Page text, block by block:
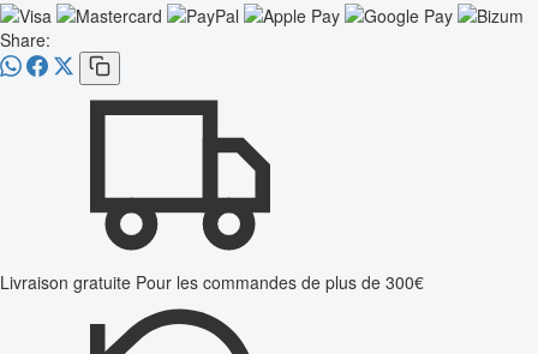
Share:
Livraison gratuite Pour les commandes de plus de 300€